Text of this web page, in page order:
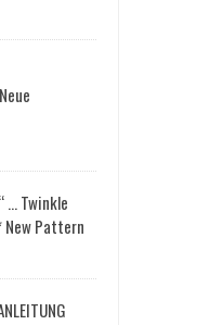
… Twinkle
New Pattern